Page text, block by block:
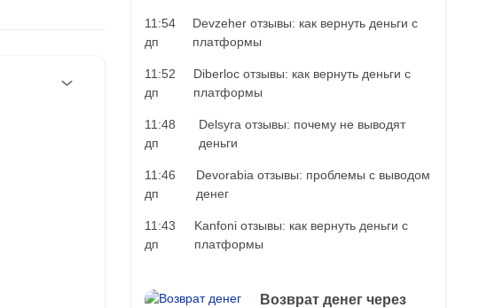
11:54
дп
Devzeher отзывы: как вернуть деньги с
платформы
11:52
дп
Diberloc отзывы: как вернуть деньги с
платформы
11:48
дп
Delsyra отзывы: почему не выводят
деньги
11:46
дп
Devorabia отзывы: проблемы с выводом
денег
11:43
дп
Kanfoni отзывы: как вернуть деньги с
платформы
Возврат денег через